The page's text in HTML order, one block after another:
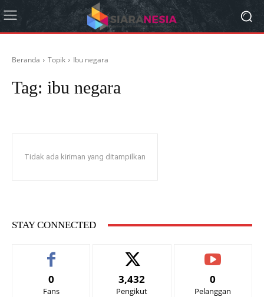
Beranda Topik Ibu negara
Tag: ibu negara
Tidak ada kiriman yang ditampilkan
STAY CONNECTED
0
Fans
3,432
Pengikut
0
Pelanggan